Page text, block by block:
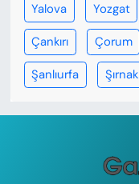
Yalova Yozgat
Çankırı Çorum
Şanlıurfa Şırnak